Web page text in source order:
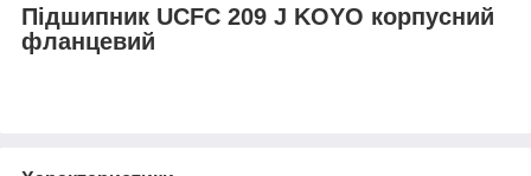
Підшипник UCFC 209 J KOYO корпусний
фланцевий